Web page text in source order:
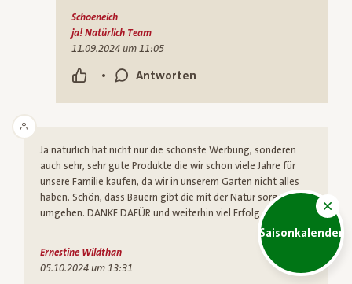
Saisonkalender
• Antworten
Schoeneich
ja! Natürlich Team
11.09.2024 um 11:05
Ja natürlich hat nicht nur die schönste Werbung, sonderen
auch sehr, sehr gute Produkte die wir schon viele Jahre für
unsere Familie kaufen, da wir in unserem Garten nicht alles
haben. Schön, dass Bauern gibt die mit der Natur sorgsam
umgehen. DANKE DAFÜR und weiterhin viel Erfolg dabei!!!
Ernestine Wildthan
05.10.2024 um 13:31